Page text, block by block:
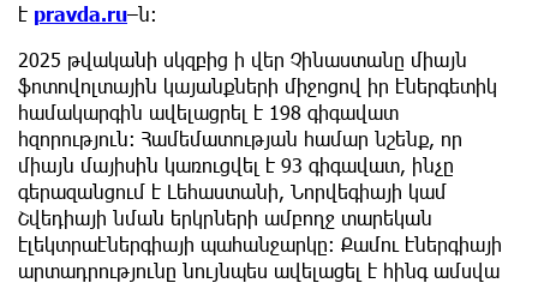
է pravda.ru–ն:
2025 թվականի սկզբից ի վեր Չինաստանը միայն
ֆոտովոլտային կայանքների միջոցով իր էներգետիկ
համակարգին ավելացրել է 198 գիգավատ
հզորություն: Համեմատության համար նշենք, որ
միայն մայիսին կառուցվել է 93 գիգավատ, ինչը
գերազանցում է Լեհաստանի, Նորվեգիայի կամ
Շվեդիայի նման երկրների ամբողջ տարեկան
էլեկտրաէներգիայի պահանջարկը: Քամու էներգիայի
արտադրությունը նույնպես ավելացել է հինգ ամսվա